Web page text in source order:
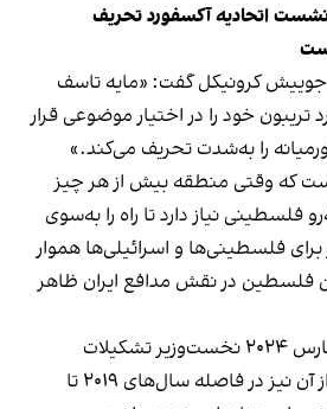
نشست اتحادیه آکسفورد تحریف
جوییش کرونیکل گفت: «مایه تاسف
تریبون خود را در اختیار موضوعی قرار
را به‌شدت تحریف می‌کند.»
است که وقتی منطقه بیش از هر چیز
فلسطینی نیاز دارد تا راه را به‌سوی
برای فلسطینی‌ها و اسرائیلی‌ها هموار
فلسطین در نقش مدافع ایران ظاهر
اشتیه از آوریل ۲۰۱۹ تا مارس ۲۰۲۴ نخست‌وزیر تشکیلات
خودگردان بود. او پیش از آن نیز در فاصله سال‌های ۲۰۱۹ تا